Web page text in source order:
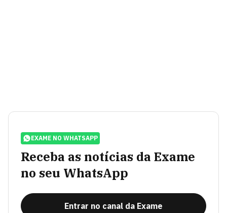
EXAME NO WHATSAPP
Receba as notícias da Exame
no seu WhatsApp
Entrar no canal da Exame